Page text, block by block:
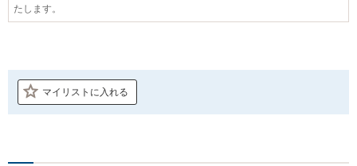
たします。
マイリストに入れる